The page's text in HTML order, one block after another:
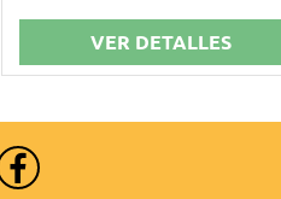
VER DETALLES